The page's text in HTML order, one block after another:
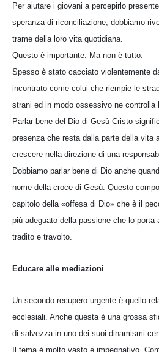
Per aiutare i giovani a percepirlo
speranza di riconciliazione, dobbiamo
trame della loro vita quotidiana.
Questo è importante. Ma non è tutto.
Spesso è stato cacciato violentemente
incontrato come colui che riempie le
strani ed in modo ossessivo ne controlla
Parlar bene del Dio di Gesù Cristo
presenza che resta dalla parte della vita
crescere nella direzione di una
Dobbiamo parlar bene di Dio anche
nome della croce di Gesù. Questo
capitolo della «offesa di Dio» che è il
più adeguato della passione che lo porta
tradito e travolto.
Educare alle mediazioni
Un secondo recupero urgente è quello
ecclesiali. Anche questa è una grossa
di salvezza in uno dei suoi dinamismi
Il tema è molto vasto e impegnativo.